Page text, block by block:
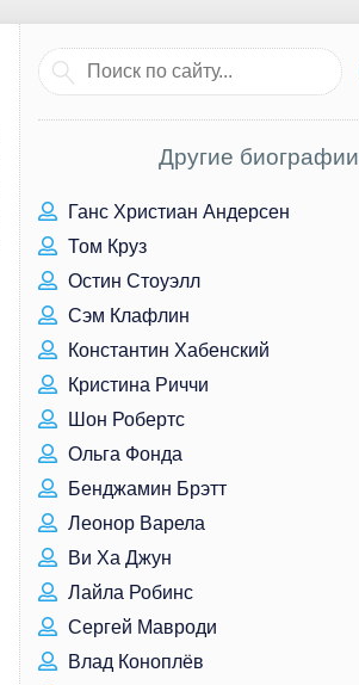
Другие биографии
Ганс Христиан Андерсен
Том Круз
Остин Стоуэлл
Сэм Клафлин
Константин Хабенский
Кристина Риччи
Шон Робертс
Ольга Фонда
Бенджамин Брэтт
Леонор Варела
Ви Ха Джун
Лайла Робинс
Сергей Мавроди
Влад Коноплёв